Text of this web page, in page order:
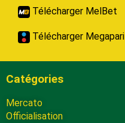
Télécharger MelBet
Télécharger Megapari
Catégories
Mercato
Officialisation